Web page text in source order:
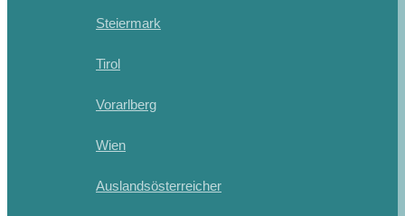
Steiermark
Tirol
Vorarlberg
Wien
Auslandsösterreicher